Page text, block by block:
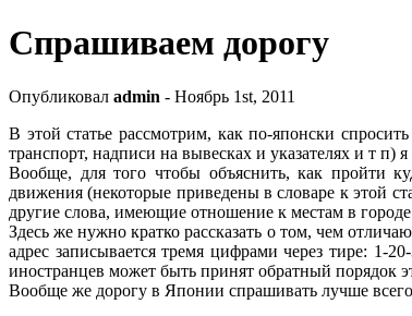
Спрашиваем дорогу
Опубликовал admin - Ноябрь 1st, 2011
В этой статье рассмотрим, как по-японски
транспорт, надписи на вывесках и указателях и т п)
Вообще, для того чтобы объяснить, как пройти
движения (некоторые приведены в словаре к этой
другие слова, имеющие отношение к местам в
Здесь же нужно кратко рассказать о том, чем
адрес записывается тремя цифрами через тире: 1-
иностранцев может быть принят обратный порядок
Вообще же дорогу в Японии спрашивать лучше